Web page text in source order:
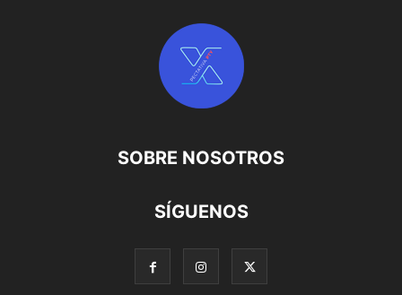
SOBRE NOSOTROS
SÍGUENOS